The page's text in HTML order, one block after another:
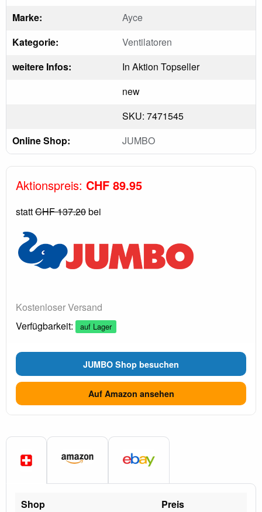
Marke:
Ayce
Kategorie:
Ventilatoren
weitere Infos:
In Aktion Topseller
new
SKU: 7471545
Online Shop:
JUMBO
Aktionspreis: CHF 89.95
stattCHF 137.20bei
Kostenloser Versand
Verfügbarkeit:
auf Lager
JUMBO Shop besuchen
Auf Amazon ansehen
Shop Preis